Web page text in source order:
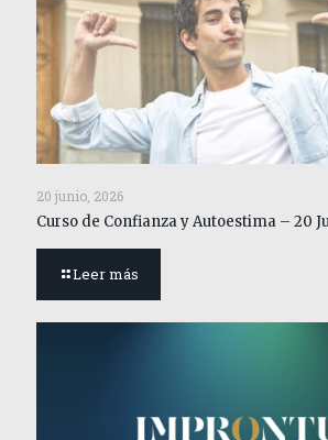
20 junio, 2026
Curso de Confianza y Autoestima – 20
Leer más